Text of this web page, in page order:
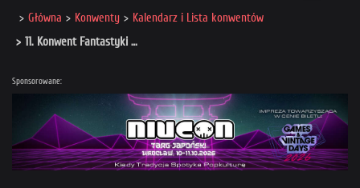
Główna Konwenty
Kalendarz i Lista konwentów
11. Konwent Fantastyki …
Sponsorowane: